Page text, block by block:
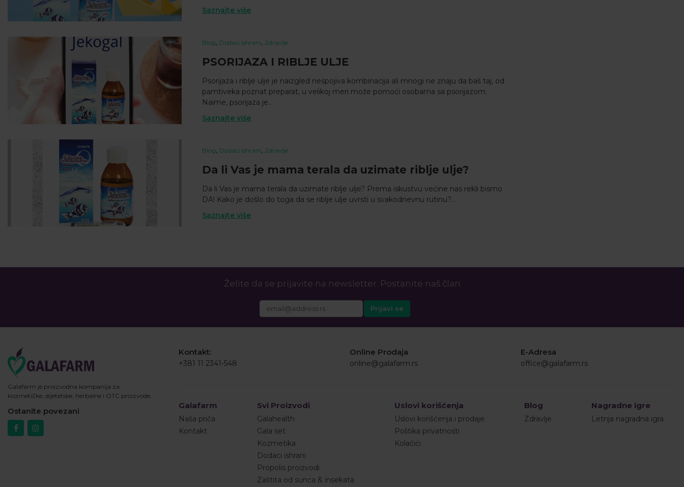
Saznajte više
Blog, Dodaci ishrani, Zdravlje
PSORIJAZA I RIBLJE ULJE
Psorijaza i riblje ulje je naizgled nespojiva kombinacija ali mnogi ne znaju da baš taj, od
pamtiveka poznat preparat, u velikoj meri može pomoći osobama sa psorijazom.
Naime, psorijaza je...
Saznajte više
Blog, Dodaci ishrani, Zdravlje
Da li Vas je mama terala da uzimate riblje ulje?
Da li Vas je mama terala da uzimate riblje ulje? Prema iskustvu većine nas rekli bismo
DA! Kako je došlo do toga da se riblje ulje uvrsti u svakodnevnu rutinu?...
Saznajte više
Želite da se prijavite na newsletter. Postanite naš član
Galafarm je proizvodna kompanija za
kozmetičke, dijetetske, herbalne i OTC proizvode.
Ostanite povezani
Kontakt:
+381 11 2341-548
Online Prodaja
online@galafarm.rs
E-Adresa
office@galafarm.rs
Galafarm
Naša priča
Kontakt
Svi Proizvodi
Galahealth
Gala set
Kozmetika
Dodaci ishrani
Propolis proizvodi
Zaštita od sunca & insekata
Uslovi korišćenja
Uslovi korišćenja i prodaje
Politika privatnosti
Kolačići
Blog
Zdravlje
Nagradne igre
Letnja nagradna igra